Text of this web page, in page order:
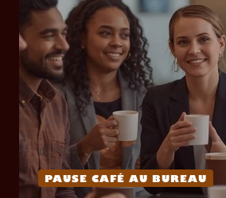
PAUSE CAFÉ AU BUREAU